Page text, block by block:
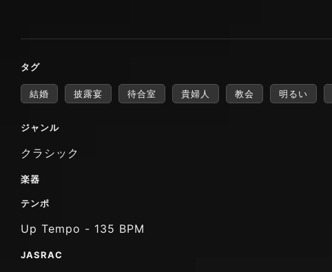
タグ
結婚 披露宴 待合室 貴婦人 教会 明るい
ジャンル
クラシック
楽器
テンポ
Up Tempo - 135 BPM
JASRAC